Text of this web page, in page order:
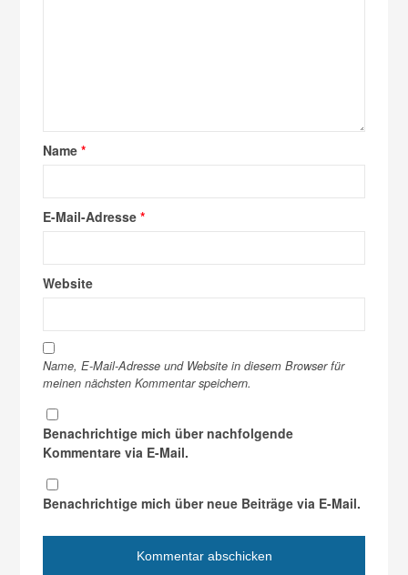
Name*
E-Mail-Adresse*
Website
Name, E-Mail-Adresse und Website in diesem Browser für
meinen nächsten Kommentar speichern.
Benachrichtige mich über nachfolgende
Kommentare via E-Mail.
Benachrichtige mich über neue Beiträge via E-Mail.